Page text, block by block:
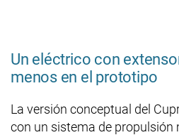
Un eléctrico con
menos en el prototipo
La versión conceptual del
con un sistema de propulsión